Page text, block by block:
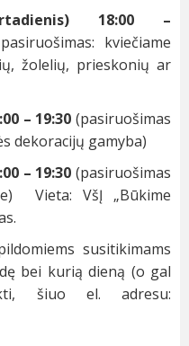
18:00 –
kviečiame
žolelių, prieskonių ar
– 19:30 (pasiruošimas
dekoracijų gamyba)
– 19:30 (pasiruošimas
Vieta: VšĮ „Būkime
susitikimams
bei kurią dieną (o gal
šiuo el. adresu: